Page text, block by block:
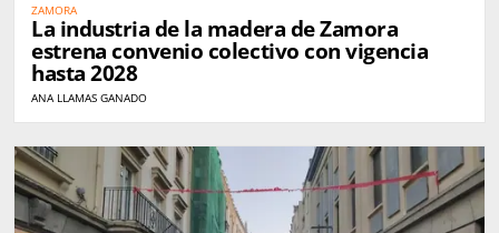
ZAMORA
La industria de la madera de Zamora
estrena convenio colectivo con vigencia
hasta 2028
ANA LLAMAS GANADO